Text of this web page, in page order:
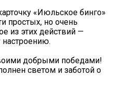
«Июльское бинго»
простых, но очень
из этих действий —
добрыми победами!
светом и заботой о